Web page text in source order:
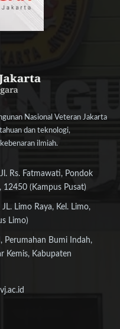
Nasional Veteran Jakarta
dan teknologi,
ilmiah.
Rs. Fatmawati, Pondok
12450 (Kampus Pusat)
Limo Raya, Kel. Limo,
Limo)
Perumahan Bumi Indah,
Kemis, Kabupaten